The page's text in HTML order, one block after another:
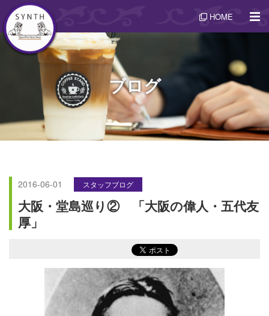
HOME
ブログ
2016-06-01 スタッフブログ
大阪・堂島巡り② 「大阪の偉人・五代友
厚」